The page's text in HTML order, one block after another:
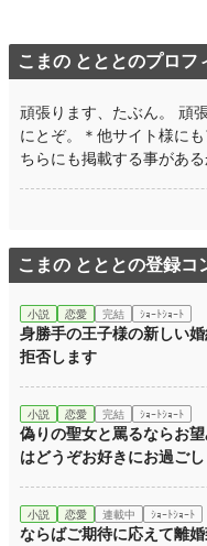
こまの とととのプロフ
頑張ります、たぶん。 頑
にとぞ。＊他サイト様に
ちらにも掲載する事がある
こまの とととの登録コ
小説 恋愛 完結 ｼｮｰﾄｼｮｰﾄ
身勝手の王子様の新しい
拒否します
小説 恋愛 完結 ｼｮｰﾄｼｮｰﾄ
偽りの聖女と罵るならお
はどうぞお好きにお過ご
小説 恋愛 連載中 ｼｮｰﾄｼｮｰﾄ
ならばご期待に応えて離